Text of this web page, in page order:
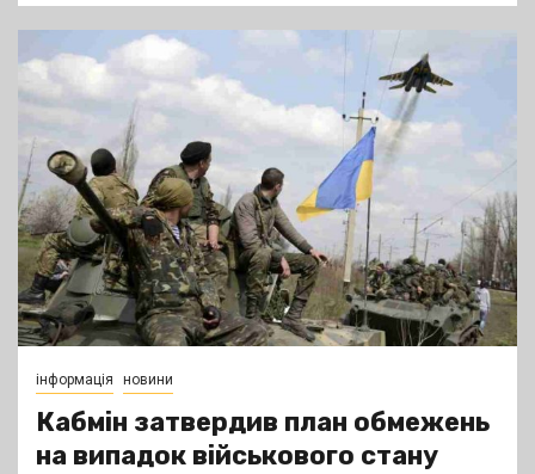
інформація новини
Кабмін затвердив план обмежень
на випадок військового стану